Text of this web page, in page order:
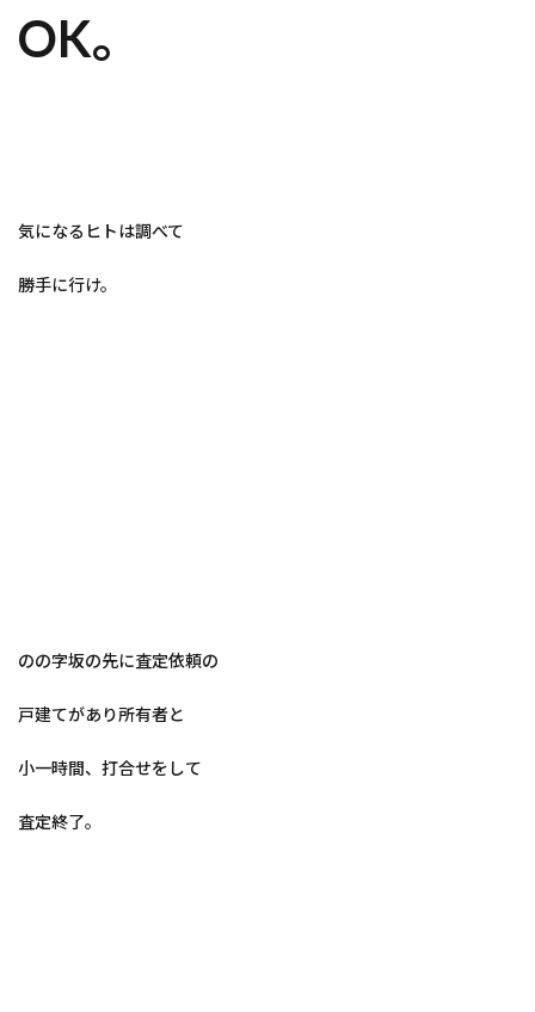
OK。
気になるヒトは調べて
勝手に行け。
のの字坂の先に査定依頼の
戸建てがあり所有者と
小一時間、打合せをして
査定終了。